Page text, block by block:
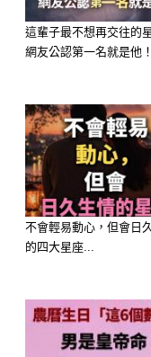
💖 蜜糖枷鎖
不開星座
宿，發生「
大事
甜蜜感應：
養。在新月
家磁場會發
巨蟹座會發
得無微不至
這輩子最不想再交往的
網友公認第一名就是他
不會輕易動心，但會日
的四大星座...